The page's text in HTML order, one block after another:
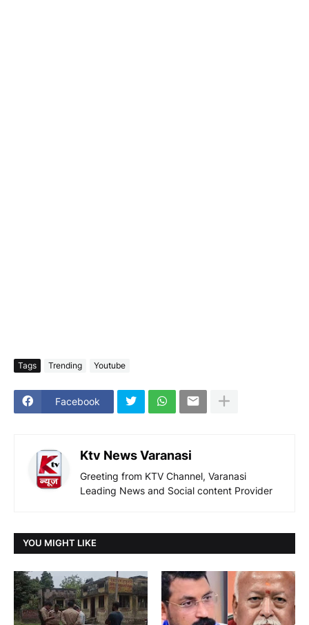
Tags Trending Youtube
Facebook
Ktv News Varanasi
Greeting from KTV Channel, Varanasi
Leading News and Social content Provider
YOU MIGHT LIKE